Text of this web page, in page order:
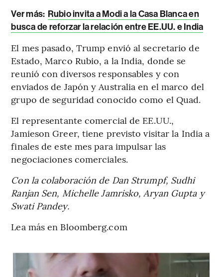
Ver más: Rubio invita a Modi a la Casa Blanca en
busca de reforzar la relación entre EE.UU. e India
El mes pasado, Trump envió al secretario de
Estado, Marco Rubio, a la India, donde se
reunió con diversos responsables y con
enviados de Japón y Australia en el marco del
grupo de seguridad conocido como el Quad.
El representante comercial de EE.UU.,
Jamieson Greer, tiene previsto visitar la India a
finales de este mes para impulsar las
negociaciones comerciales.
Con la colaboración de Dan Strumpf, Sudhi
Ranjan Sen, Michelle Jamrisko, Aryan Gupta y
Swati Pandey.
Lea más en Bloomberg.com